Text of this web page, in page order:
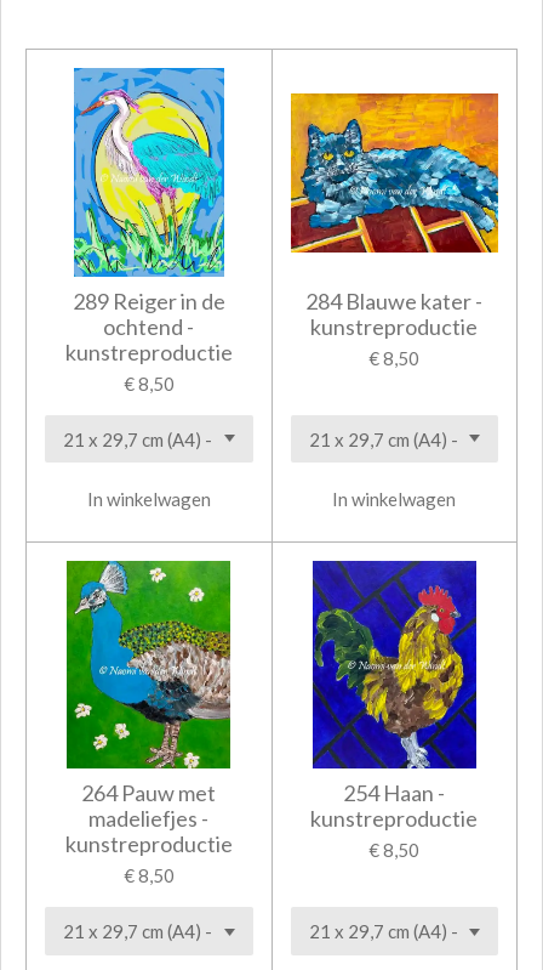
289 Reiger in de
ochtend -
kunstreproductie
€ 8,50
In winkelwagen
284 Blauwe kater -
kunstreproductie
€ 8,50
In winkelwagen
264 Pauw met
madeliefjes -
kunstreproductie
€ 8,50
254 Haan -
kunstreproductie
€ 8,50